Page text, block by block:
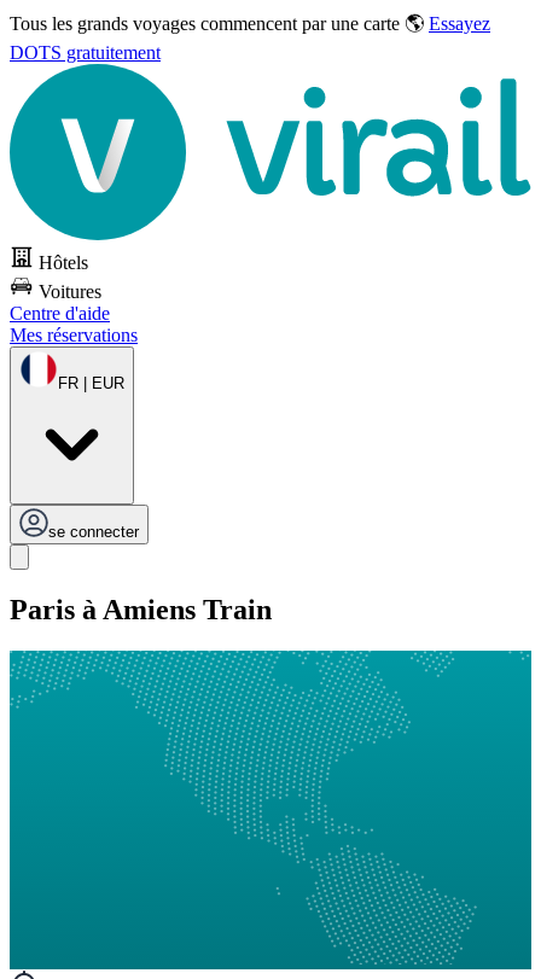
Tous les grands voyages commencent par une carte 🌎 Essayez
DOTS gratuitement
Hôtels
Voitures
Centre d'aide
Mes réservations
FR | EUR
se connecter
Paris à Amiens Train